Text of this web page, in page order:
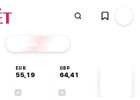
Finans EKSTRA
EUR
55,19
GBP
64,41